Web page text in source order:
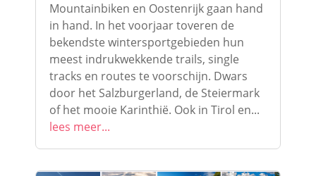
Mountainbiken en Oostenrijk gaan hand
in hand. In het voorjaar toveren de
bekendste wintersportgebieden hun
meest indrukwekkende trails, single
tracks en routes te voorschijn. Dwars
door het Salzburgerland, de Steiermark
of het mooie Karinthië. Ook in Tirol en...
lees meer...